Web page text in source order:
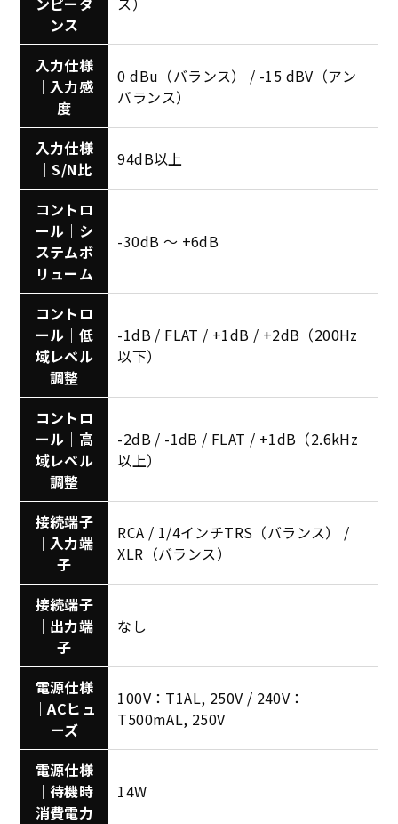
ンス
入力仕様
｜入力感
度
0 dBu（バランス） / -15 dBV（アン
バランス）
入力仕様
｜S/N比
94dB以上
コントロ
ール｜シ
ステムボ
リューム
-30dB ～ +6dB
コントロ
ール｜低
域レベル
調整
-1dB / FLAT / +1dB / +2dB（200Hz
以下）
コントロ
ール｜高
域レベル
調整
-2dB / -1dB / FLAT / +1dB（2.6kHz
以上）
接続端子
｜入力端
子
RCA / 1/4インチTRS（バランス） /
XLR（バランス）
接続端子
｜出力端
子
なし
電源仕様
｜ACヒュ
ーズ
100V：T1AL, 250V / 240V：
T500mAL, 250V
電源仕様
｜待機時
消費電力
14W